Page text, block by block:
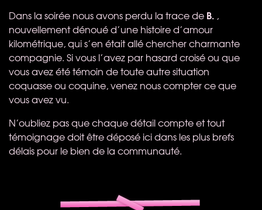
Dans la soirée nous avons perdu la trace de B. ,
nouvellement dénoué d’une histoire d’amour
kilométrique, qui s’en était allé chercher charmante
compagnie. Si vous l’avez par hasard croisé ou que
vous avez été témoin de toute autre situation
coquasse ou coquine, venez nous compter ce que
vous avez vu.
N’oubliez pas que chaque détail compte et tout
témoignage doit être déposé ici dans les plus brefs
délais pour le bien de la communauté.